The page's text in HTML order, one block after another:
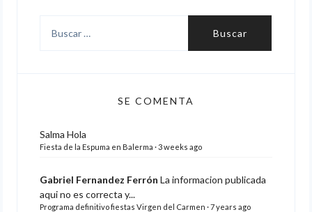
SE COMENTA
Salma Hola
Fiesta de la Espuma en Balerma ·3 weeks ago
Gabriel Fernandez Ferrón La informacion publicada
aqui no es correcta y...
Programa definitivo fiestas Virgen del Carmen ·7 years ago